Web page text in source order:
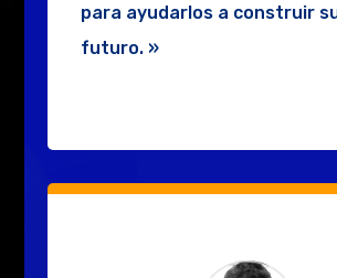
para ayudarlos a construir
futuro. »